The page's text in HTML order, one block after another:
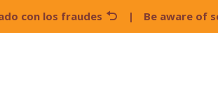
con los fraudes | Be aware of